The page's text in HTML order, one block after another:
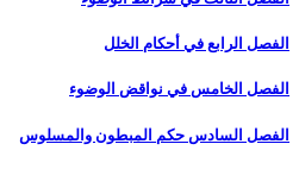
الفصل الرابع في أحكام الخلل
الفصل الخامس في نواقض الوضوء
الفصل السادس حكم المبطون والمسلوس‏